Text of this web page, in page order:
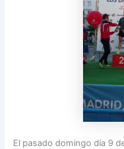
El pasado domingo día 9